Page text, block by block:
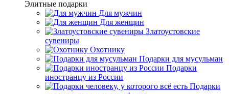
Элитные подарки
Для мужчин
Для женщин
Златоустовские
сувениры
Охотнику
Подарки для мусульман
Подарки
иностранцу из России
Подарки